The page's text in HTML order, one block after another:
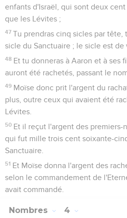
enfants d'Israël, qui sont deux
que les Lévites ;
47 Tu prendras cinq sicles par tête,
sicle du Sanctuaire ; le sicle est de
48 Et tu donneras à Aaron et à ses
auront été rachetés, passant le
49 Moïse donc prit l'argent du
plus, outre ceux qui avaient été
Lévites.
50 Et il reçut l'argent des premiers-
qui fut mille trois cent soixante-
Sanctuaire.
51 Et Moïse donna l'argent des
selon le commandement de
avait commandé.
Nombres 4